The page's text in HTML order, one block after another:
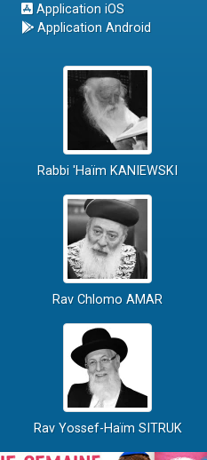
Application iOS
Application Android
Rabbi 'Haïm KANIEWSKI
Rav Chlomo AMAR
Rav Yossef-Haïm SITRUK